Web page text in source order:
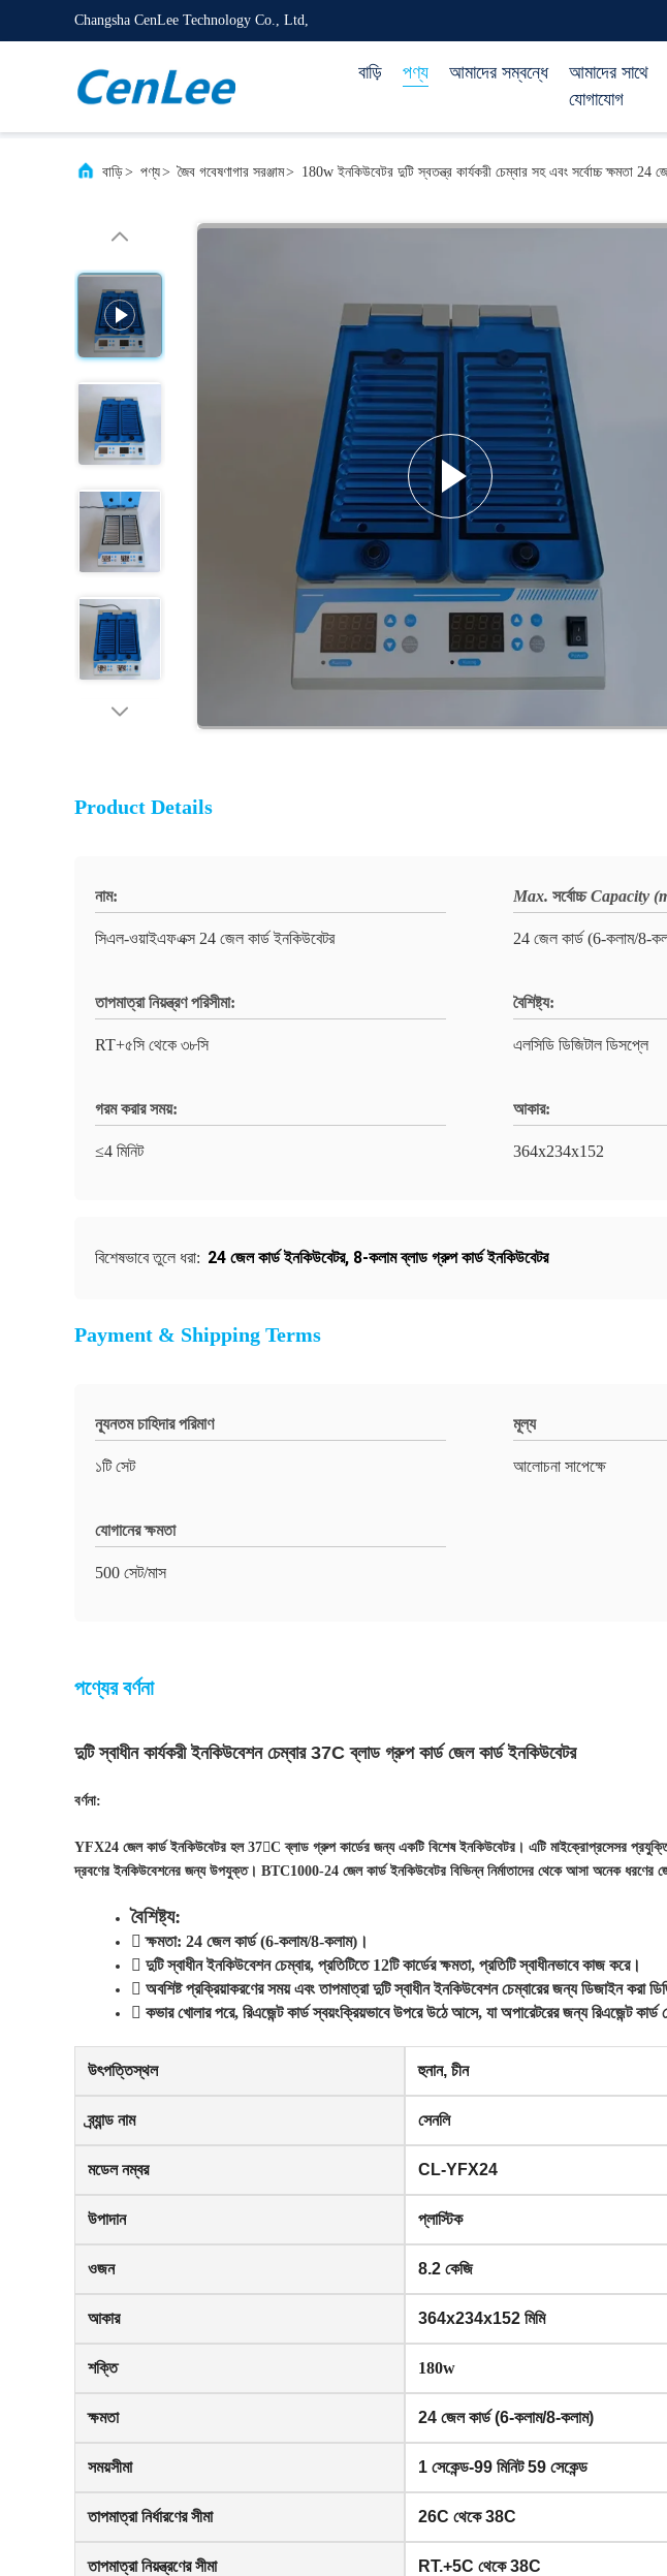
Changsha CenLee Technology Co., Ltd,
বাড়ি পণ্য আমাদের সম্বন্ধে
আমাদের সাথে
যোগাযোগ
বাড়ি> পণ্য> জৈব গবেষণাগার সরঞ্জাম> 180w ইনকিউবেটর দুটি স্বতন্ত্র কার্যকরী চেম্বার সহ এবং সর্বোচ্চ ক্ষমতা 24
Product Details
নাম:
সিএল-ওয়াইএফএক্স 24 জেল কার্ড ইনকিউবেটর
Max. সর্বোচ্চ Capacity
24 জেল কার্ড (6-কলাম/8-
তাপমাত্রা নিয়ন্ত্রণ পরিসীমা:
RT+৫সি থেকে ৩৮সি
বৈশিষ্ট্য:
এলসিডি ডিজিটাল ডিসপ্লে
গরম করার সময়:
≤4 মিনিট
আকার:
364x234x152
বিশেষভাবে তুলে ধরা: 24 জেল কার্ড ইনকিউবেটর, 8-কলাম ব্লাড গ্রুপ কার্ড ইনকিউবেটর
Payment & Shipping Terms
ন্যূনতম চাহিদার পরিমাণ
১টি সেট
মূল্য
আলোচনা সাপেক্ষে
যোগানের ক্ষমতা
500 সেট/মাস
পণ্যের বর্ণনা
দুটি স্বাধীন কার্যকরী ইনকিউবেশন চেম্বার 37C ব্লাড গ্রুপ কার্ড জেল কার্ড ইনকিউবেটর
বর্ণনা:
YFX24 জেল কার্ড ইনকিউবেটর হল 37C ব্লাড গ্রুপ কার্ডের জন্য একটি বিশেষ ইনকিউবেটর। এটি মাইক্রোপ্রসেসর
দ্রবণের ইনকিউবেশনের জন্য উপযুক্ত। BTC1000-24 জেল কার্ড ইনকিউবেটর বিভিন্ন নির্মাতাদের থেকে আসা অনেক ধরণের
বৈশিষ্ট্য:
ক্ষমতা: 24 জেল কার্ড (6-কলাম/8-কলাম)।
 দুটি স্বাধীন ইনকিউবেশন চেম্বার, প্রতিটিতে 12টি কার্ডের ক্ষমতা, প্রতিটি স্বাধীনভাবে কাজ করে।
 অবশিষ্ট প্রক্রিয়াকরণের সময় এবং তাপমাত্রা দুটি স্বাধীন ইনকিউবেশন চেম্বারের জন্য ডিজাইন করা
 কভার খোলার পরে, রিএজেন্ট কার্ড স্বয়ংক্রিয়ভাবে উপরে উঠে আসে, যা অপারেটরের জন্য রিএজেন্ট
উৎপত্তিস্থল হুনান, চীন
ব্র্যান্ড নাম সেনলি
মডেল নম্বর CL-YFX24
উপাদান প্লাস্টিক
ওজন 8.2 কেজি
আকার 364x234x152 মিমি
শক্তি 180w
ক্ষমতা 24 জেল কার্ড (6-কলাম/8-কলাম)
সময়সীমা 1 সেকেন্ড-99 মিনিট 59 সেকেন্ড
তাপমাত্রা নির্ধারণের সীমা 26C থেকে 38C
তাপমাত্রা নিয়ন্ত্রণের সীমা RT.+5C থেকে 38C